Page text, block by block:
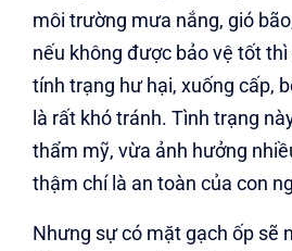
môi trường mưa nắng, gió
nếu không được bảo vệ tốt
tính trạng hư hại, xuống cấp,
là rất khó tránh. Tình trạng
thẩm mỹ, vừa ảnh hưởng
thậm chí là an toàn của con
Nhưng sự có mặt gạch ốp sẽ